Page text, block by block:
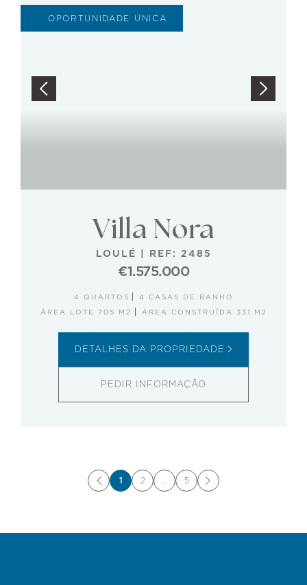
OPORTUNIDADE ÚNICA
Villa Nora
LOULÉ REF: 2485
€1.575.000
4 QUARTOS
4 CASAS DE BANHO
ÁREA LOTE 705 M2
ÁREA CONSTRUÍDA 331 M2
DETALHES DA PROPRIEDADE
PEDIR INFORMAÇÃO
1 2 ... 5